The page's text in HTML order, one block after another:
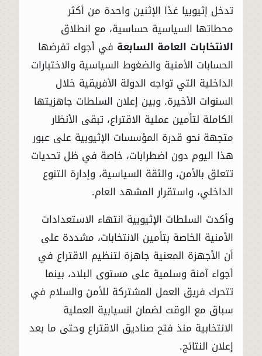
تدخل إثيوبيا غدًا الإثنين واحدة من أكثر
محطاتها السياسية حساسية، مع انطلاق
الانتخابات العامة السابعة في أجواء تفرضها
الحسابات الأمنية والضغوط السياسية والاختبارات
الداخلية التي تواجه الدولة الأفريقية خلال
السنوات الأخيرة. وبين إعلان السلطات جاهزيتها
الكاملة لتأمين عملية الاقتراع، تبقى الأنظار
متجهة نحو قدرة المؤسسات الإثيوبية على عبور
هذا اليوم دون اضطرابات، خاصة في ظل تحديات
تتعلق بالأمن، والثقة السياسية، وإدارة التنوع
الداخلي، واستقرار المشهد العام.
وأكدت السلطات الإثيوبية انتهاء الاستعدادات
الأمنية الخاصة بتأمين الانتخابات، مشددة على
أن الأجهزة المعنية جاهزة لتنظيم الاقتراع في
أجواء آمنة وسلمية على مستوى البلاد، بينما
تتحرك فريق العمل المشتركة للأمن والسلام في
سباق مع الوقت لضمان انسيابية العملية
الانتخابية منذ فتح صناديق الاقتراع وحتى ما بعد
إعلان النتائج.